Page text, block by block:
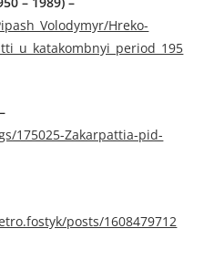
Hreko-
175025-Zakarpattia-pid-
posts/1608479712